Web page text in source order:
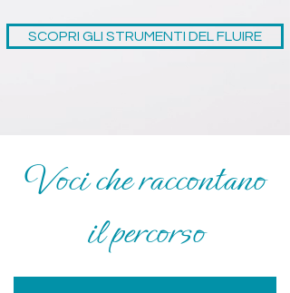
SCOPRI GLI STRUMENTI DEL FLUIRE
Voci che raccontano
il percorso